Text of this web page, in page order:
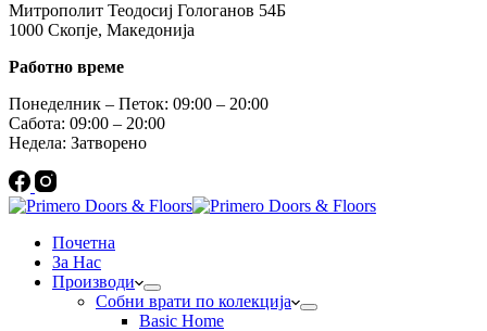
Митрополит Теодосиј Гологанов 54Б
1000 Скопје, Македонија
Работно време
Понеделник – Петок: 09:00 – 20:00
Сабота: 09:00 – 20:00
Недела: Затворено
Почетна
За Нас
Производи
Собни врати по колекција
Basic Home